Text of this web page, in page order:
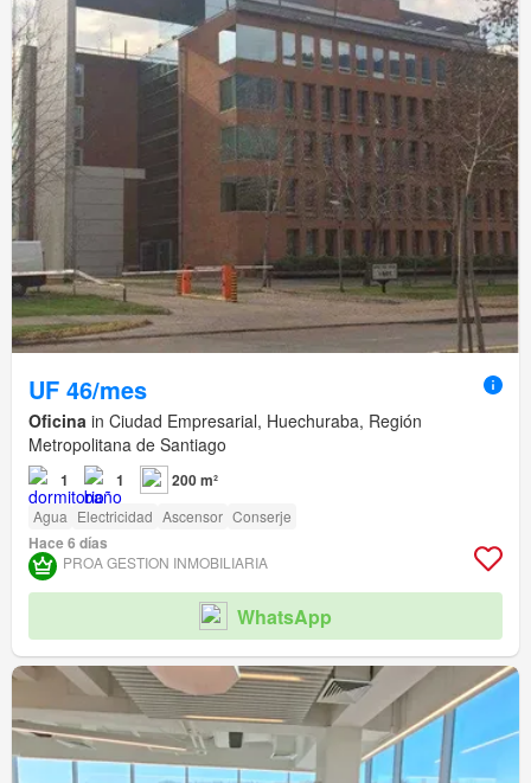
UF 46/mes
Oficina in Ciudad Empresarial, Huechuraba, Región
Metropolitana de Santiago
1 1 200 m²
Agua Electricidad Ascensor Conserje
Hace 6 días
PROA GESTION INMOBILIARIA
WhatsApp